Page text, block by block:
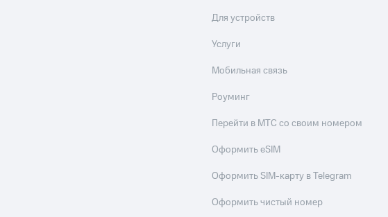
Для устройств
Услуги
Мобильная связь
Роуминг
Перейти в МТС со своим номером
Оформить eSIM
Оформить SIM-карту в Telegram
Оформить чистый номер